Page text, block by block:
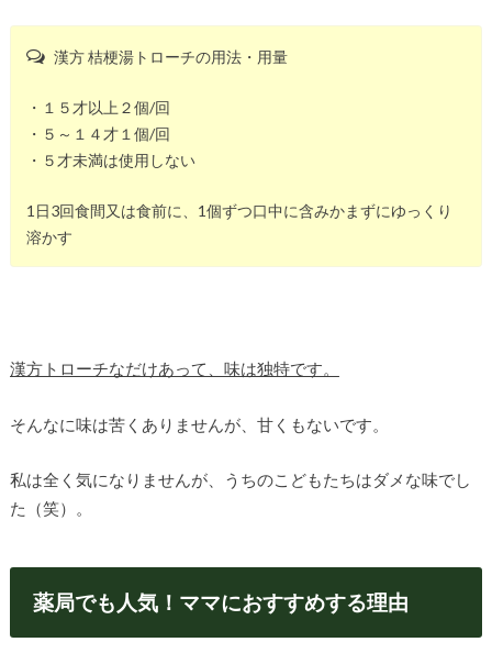
漢方 桔梗湯トローチの用法・用量
・１５才以上２個/回
・５～１４才１個/回
・５才未満は使用しない
1日3回食間又は食前に、1個ずつ口中に含みかまずにゆっくり
溶かす
漢方トローチなだけあって、味は独特です。
そんなに味は苦くありませんが、甘くもないです。
私は全く気になりませんが、うちのこどもたちはダメな味でし
た（笑）。
薬局でも人気！ママにおすすめする理由